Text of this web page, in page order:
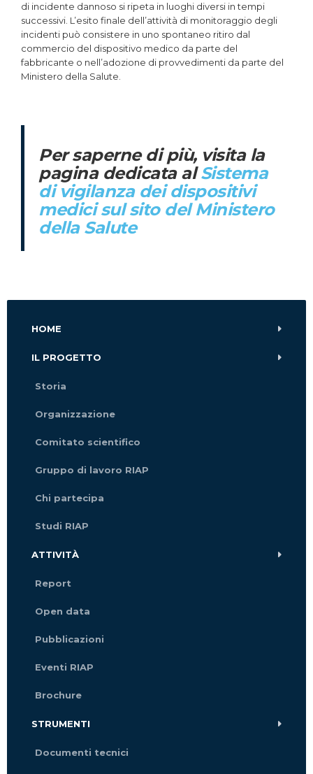
di incidente dannoso si ripeta in luoghi diversi in tempi
successivi. L’esito finale dell’attività di monitoraggio degli
incidenti può consistere in uno spontaneo ritiro dal
commercio del dispositivo medico da parte del
fabbricante o nell’adozione di provvedimenti da parte del
Ministero della Salute.
Per saperne di più, visita la
pagina dedicata alSistema
di vigilanza dei dispositivi
medici sul sito del Ministero
della Salute
HOME
IL PROGETTO
Storia
Organizzazione
Comitato scientifico
Gruppo di lavoro RIAP
Chi partecipa
Studi RIAP
ATTIVITÀ
Report
Open data
Pubblicazioni
Eventi RIAP
Brochure
STRUMENTI
Documenti tecnici